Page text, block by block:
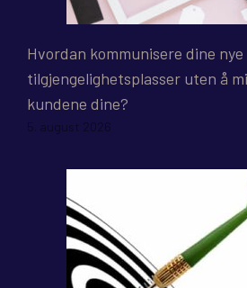
Hvordan kommunisere dine nye
tilgjengelighetsplasser uten å
kundene dine?
5. august 2026